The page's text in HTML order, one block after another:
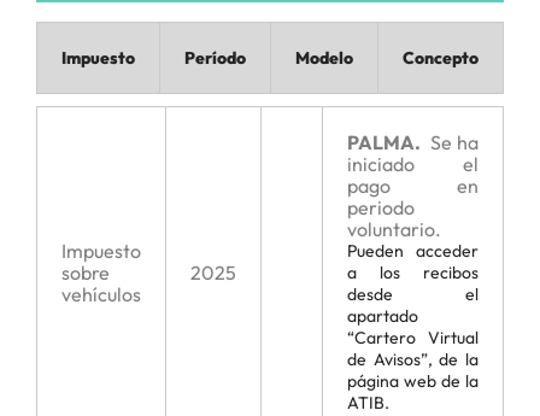
Impuesto Período Modelo Concepto
Impuesto
sobre
vehículos
2025
PALMA. Se ha
iniciado el
pago en
periodo
voluntario.
Pueden acceder
a los recibos
desde el
apartado
“Cartero Virtual
de Avisos”, de la
página web de la
ATIB.